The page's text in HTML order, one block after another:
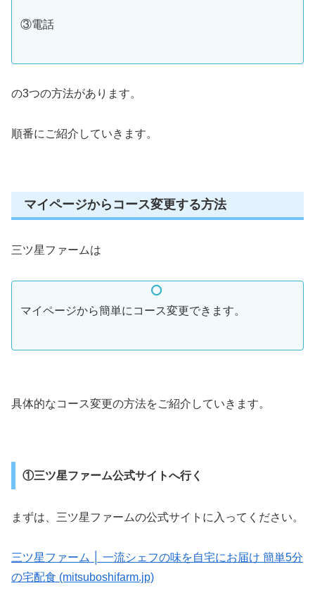
③電話
の3つの方法があります。
順番にご紹介していきます。
マイページからコース変更する方法
三ツ星ファームは
マイページから簡単にコース変更できます。
具体的なコース変更の方法をご紹介していきます。
①三ツ星ファーム公式サイトへ行く
まずは、三ツ星ファームの公式サイトに入ってください。
三ツ星ファーム │ 一流シェフの味を自宅にお届け 簡単5分
の宅配食 (mitsuboshifarm.jp)